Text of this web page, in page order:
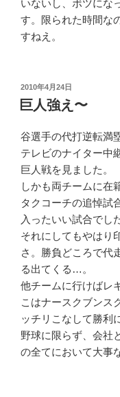
いないし、ボツにな
す。限られた時間な
すねえ。
投
稿
日:
2010年4月24日
巨人強え〜
谷選手の代打逆転満
テレビのナイター中
巨人戦を見ました。
しかも両チームに在
タクコーチの追悼試
入ったいい試合でし
それにしてもやはり
さ。勝負どころで代
る出てくる…。
他チームに行けばレ
こはナースクブンス
ッチリこなして勝利
野球に限らず、会社
の全てにおいて大事